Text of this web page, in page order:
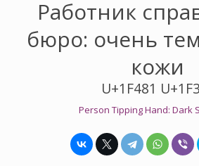
Работник
бюро: очень
кожи
U+1F481
Person Tipping Hand: Dark